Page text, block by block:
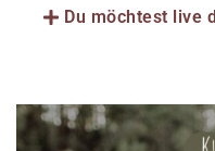
Du möchtest live